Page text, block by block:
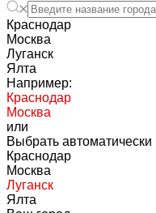
Краснодар
Москва
Луганск
Ялта
Например:
Краснодар
Москва
или
Выбрать автоматически
Краснодар
Москва
Луганск
Ялта